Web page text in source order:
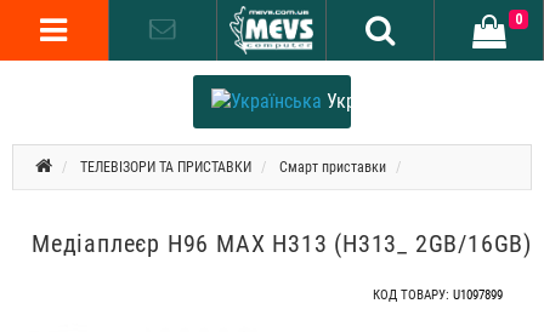
Українська
0
ТЕЛЕВІЗОРИ ТА ПРИСТАВКИ Смарт приставки
Медіаплеєр H96 MAX H313 (H313_ 2GB/16GB)
КОД ТОВАРУ: U1097899